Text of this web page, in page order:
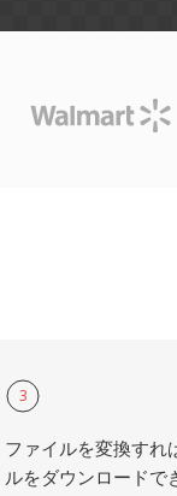
3
ファイルを変換すれ
ルをダウンロードで